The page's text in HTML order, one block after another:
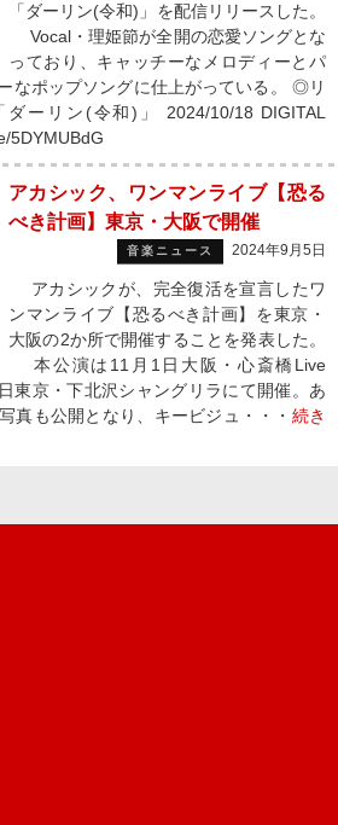
「ダーリン(令和)」を配信リリースした。
Vocal・理姫節が全開の恋愛ソングとな
っており、キャッチーなメロディーとパ
なポップソングに仕上がっている。 ◎リ
ーリン(令和)」 2024/10/18 DIGITAL
5DYMUBdG
アカシック、ワンマンライブ【恐る
べき計画】東京・大阪で開催
音楽ニュース 2024年9月5日
アカシックが、完全復活を宣言したワ
ンマンライブ【恐るべき計画】を東京・
大阪の2か所で開催することを発表した。
本公演は11月1日大阪・心斎橋Live
東京・下北沢シャングリラにて開催。あ
真も公開となり、キービジュ・・・ 続き